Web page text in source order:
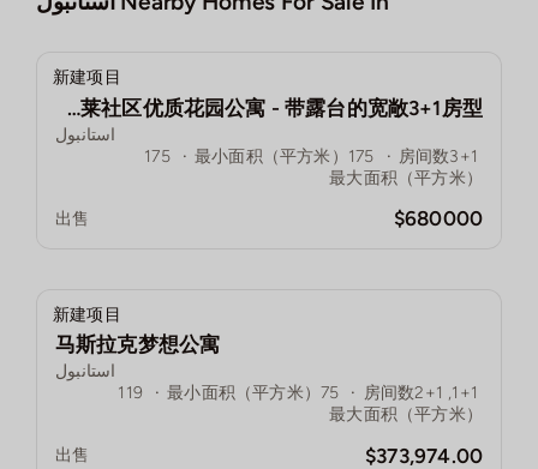
新建项目
欧洲住宅卡莱社区优质花园公寓 - 带露台的宽敞3+1房型！
استانبول
3+1
房间数
·
175
最小面积（平方米）
·
175
最大面积（平方米）
$680000
出售
新建项目
马斯拉克梦想公寓
استانبول
1+1, 2+1
房间数
·
75
最小面积（平方米）
·
119
最大面积（平方米）
$373,974.00
出售